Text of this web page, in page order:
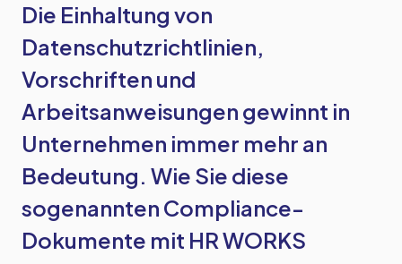
Die Einhaltung von
Datenschutzrichtlinien,
Vorschriften und
Arbeitsanweisungen gewinnt in
Unternehmen immer mehr an
Bedeutung. Wie Sie diese
sogenannten Compliance-
Dokumente mit HR WORKS